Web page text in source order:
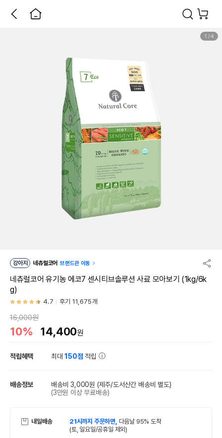
1 /4
강아지 네츄럴코어 브랜드관 이동
네츄럴코어 유기농 에코7 센시티브솔루션 사료 모아보기 (1kg/6k
g)
4.7 후기 11,675개
16,000원
10% 14,400원
적립혜택 최대150점 적립
배송정보 배송비 3,000원 (제주/도서산간 배송비 별도)
(3만원 이상 무료배송)
내일배송 21시까지 주문하면, 다음날 95% 도착
(토, 일요일/공휴일 제외)